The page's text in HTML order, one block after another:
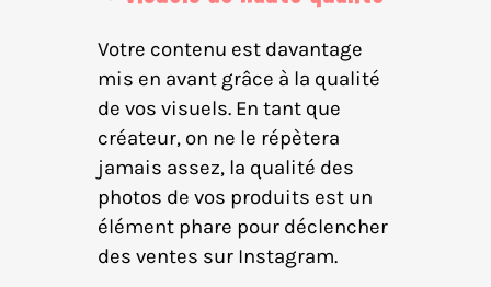
Votre contenu est davantage
mis en avant grâce à la qualité
de vos visuels. En tant que
créateur, on ne le répètera
jamais assez, la qualité des
photos de vos produits est un
élément phare pour déclencher
des ventes sur Instagram.